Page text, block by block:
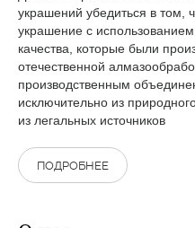
украшений убедиться в том,
украшение с
качества, которые были
отечественной
производственным
исключительно из
из легальных источников
ПОДРОБНЕЕ